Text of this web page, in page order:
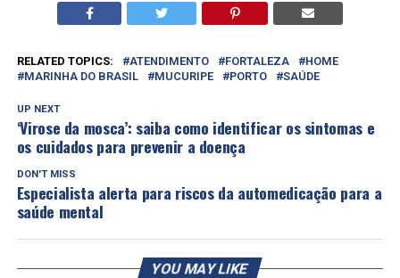
RELATED TOPICS: ATENDIMENTO FORTALEZA
HOME
MARINHA DO BRASIL
MUCURIPE PORTO SAÚDE
UP NEXT
‘Virose da mosca’: saiba como identificar os sintomas e
os cuidados para prevenir a doença
DON'T MISS
Especialista alerta para riscos da automedicação para a
saúde mental
YOU MAY LIKE